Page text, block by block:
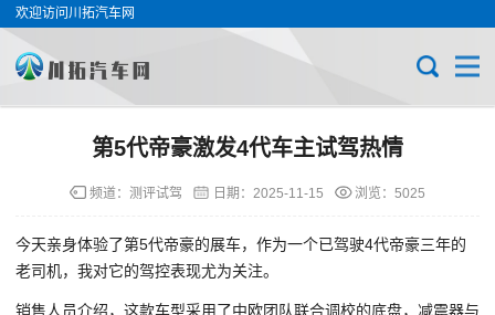
欢迎访问川拓汽车网
第5代帝豪激发4代车主试驾热情
频道： 测评试驾 日期： 2025-11-15 浏览：5025
今天亲身体验了第5代帝豪的展车，作为一个已驾驶4代帝豪三年的
老司机，我对它的驾控表现尤为关注。
销售人员介绍，这款车型采用了中欧团队联合调校的底盘，减震器与